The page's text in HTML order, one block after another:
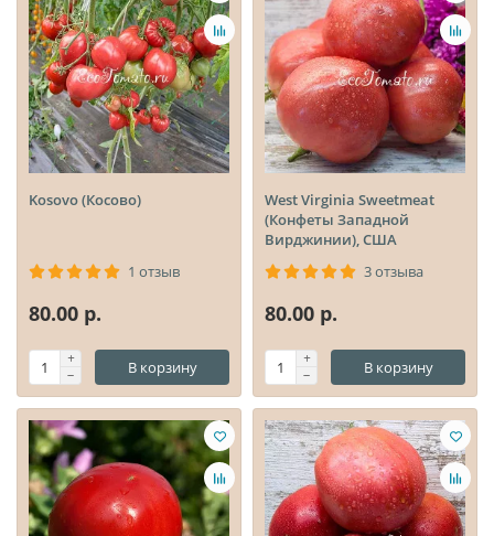
Kosovo (Косово)
1 отзыв
80.00 р.
В корзину
West Virginia Sweetmeat
(Конфеты Западной
Вирджинии), США
3 отзыва
80.00 р.
В корзину